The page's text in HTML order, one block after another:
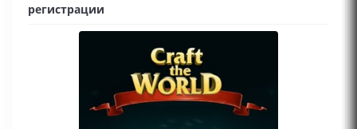
регистрации